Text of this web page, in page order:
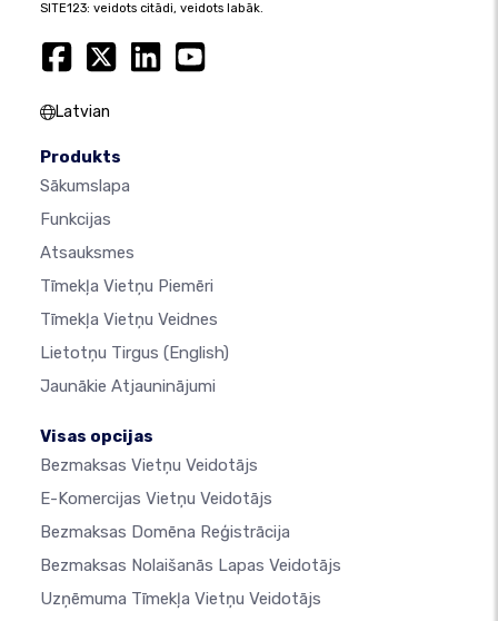
SITE123: veidots citādi, veidots labāk.
Latvian
Produkts
Sākumslapa
Funkcijas
Atsauksmes
Tīmekļa Vietņu Piemēri
Tīmekļa Vietņu Veidnes
Lietotņu Tirgus (English)
Jaunākie Atjauninājumi
Visas opcijas
Bezmaksas Vietņu Veidotājs
E-Komercijas Vietņu Veidotājs
Bezmaksas Domēna Reģistrācija
Bezmaksas Nolaišanās Lapas Veidotājs
Uzņēmuma Tīmekļa Vietņu Veidotājs